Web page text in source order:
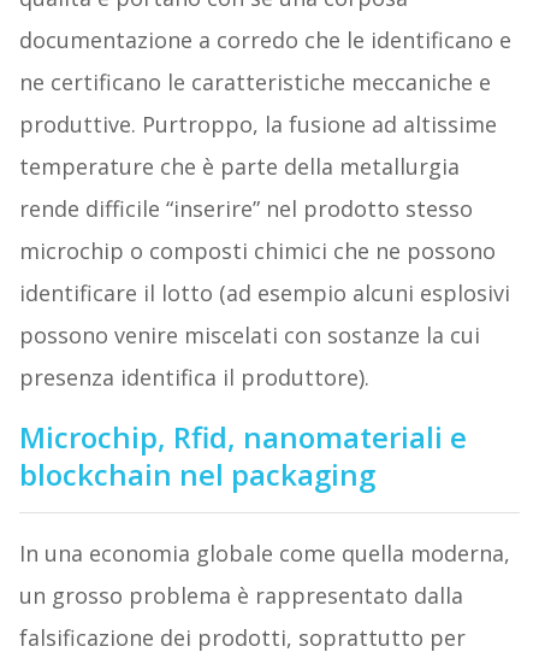
documentazione a corredo che le identificano e
ne certificano le caratteristiche meccaniche e
produttive. Purtroppo, la fusione ad altissime
temperature che è parte della metallurgia
rende difficile “inserire” nel prodotto stesso
microchip o composti chimici che ne possono
identificare il lotto (ad esempio alcuni esplosivi
possono venire miscelati con sostanze la cui
presenza identifica il produttore).
Microchip, Rfid, nanomateriali e
blockchain nel packaging
In una economia globale come quella moderna,
un grosso problema è rappresentato dalla
falsificazione dei prodotti, soprattutto per